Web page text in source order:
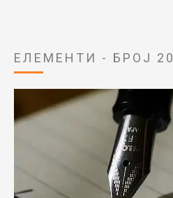
ЕЛЕМЕНТИ - БРОЈ 20